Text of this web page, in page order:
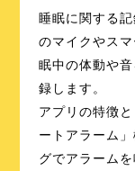
睡眠に関する
のマイクやス
眠中の体動や
録します。
アプリの特徴
ートアラーム
グでアラーム